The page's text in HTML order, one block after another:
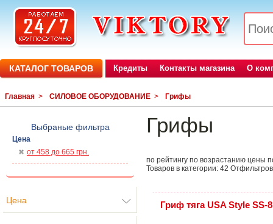
КАТАЛОГ ТОВАРОВ Кредиты Контакты магазина О
Главная > СИЛОВОЕ ОБОРУДОВАНИЕ > Грифы
Выбраные фильтра
Цена
от 458 до 665 грн.
Цена
Грифы
по рейтингу по возрастанию цены
Товаров в категории: 42
Гриф тяга USA Style SS-